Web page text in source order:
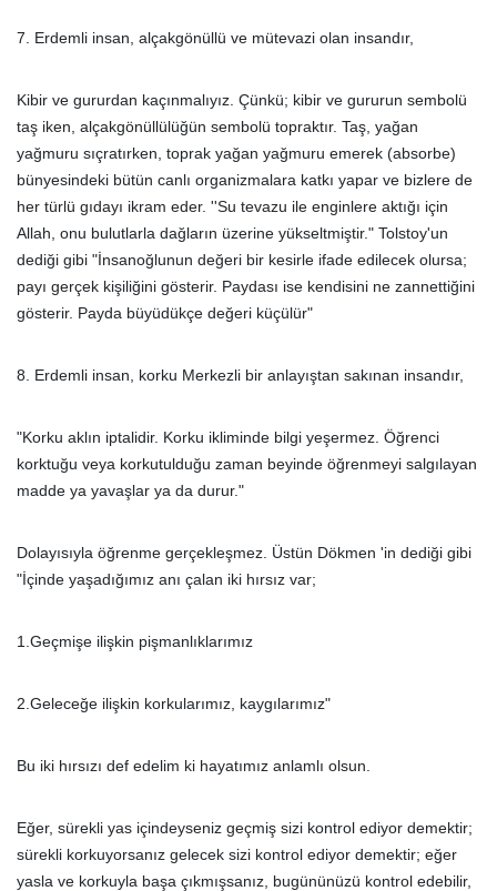
7. Erdemli insan, alçakgönüllü ve mütevazi olan insandır,
Kibir ve gururdan kaçınmalıyız. Çünkü; kibir ve gururun sembolü
taş iken, alçakgönüllülüğün sembolü topraktır. Taş, yağan
yağmuru sıçratırken, toprak yağan yağmuru emerek (absorbe)
bünyesindeki bütün canlı organizmalara katkı yapar ve bizlere de
her türlü gıdayı ikram eder. ''Su tevazu ile enginlere aktığı için
Allah, onu bulutlarla dağların üzerine yükseltmiştir." Tolstoy'un
dediği gibi "İnsanoğlunun değeri bir kesirle ifade edilecek olursa;
payı gerçek kişiliğini gösterir. Paydası ise kendisini ne zannettiğini
gösterir. Payda büyüdükçe değeri küçülür"
8. Erdemli insan, korku Merkezli bir anlayıştan sakınan insandır,
"Korku aklın iptalidir. Korku ikliminde bilgi yeşermez. Öğrenci
korktuğu veya korkutulduğu zaman beyinde öğrenmeyi salgılayan
madde ya yavaşlar ya da durur."
Dolayısıyla öğrenme gerçekleşmez. Üstün Dökmen 'in dediği gibi
"İçinde yaşadığımız anı çalan iki hırsız var;
1.Geçmişe ilişkin pişmanlıklarımız
2.Geleceğe ilişkin korkularımız, kaygılarımız"
Bu iki hırsızı def edelim ki hayatımız anlamlı olsun.
Eğer, sürekli yas içindeyseniz geçmiş sizi kontrol ediyor demektir;
sürekli korkuyorsanız gelecek sizi kontrol ediyor demektir; eğer
yasla ve korkuyla başa çıkmışsanız, bugününüzü kontrol edebilir,